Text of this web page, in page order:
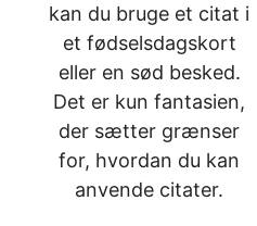
kan du bruge et citat i
et fødselsdagskort
eller en sød besked.
Det er kun fantasien,
der sætter grænser
for, hvordan du kan
anvende citater.